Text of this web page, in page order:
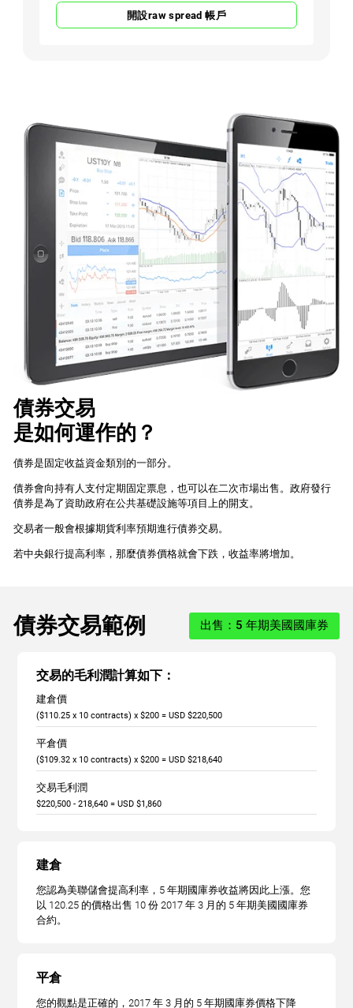
開設raw spread 帳戶
債券交易
是如何運作的？
債券是固定收益資金類別的一部分。
債券會向持有人支付定期固定票息，也可以在二次市場出售。政府發行
債券是為了資助政府在公共基礎設施等項目上的開支。
交易者一般會根據期貨利率預期進行債券交易。
若中央銀行提高利率，那麼債券價格就會下跌，收益率將增加。
債券交易範例 出售：5 年期美國國庫券
交易的毛利潤計算如下：
建倉價
($110.25 x 10 contracts) x $200 = USD $220,500
平倉價
($109.32 x 10 contracts) x $200 = USD $218,640
交易毛利潤
$220,500 - 218,640 = USD $1,860
建倉
您認為美聯儲會提高利率，5 年期國庫券收益將因此上漲。您
以 120.25 的價格出售 10 份 2017 年 3 月的 5 年期美國國庫券
合約。
平倉
您的觀點是正確的，2017 年 3 月的 5 年期國庫券價格下降